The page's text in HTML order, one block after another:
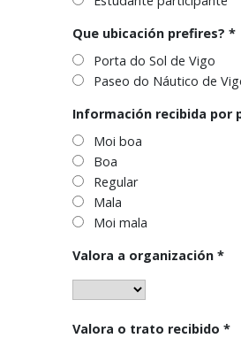
Que ubicación prefires? *
Porta do Sol de Vigo
Paseo do Náutico de
Información recibida por
Moi boa
Boa
Regular
Mala
Moi mala
Valora a organización *
Valora o trato recibido *